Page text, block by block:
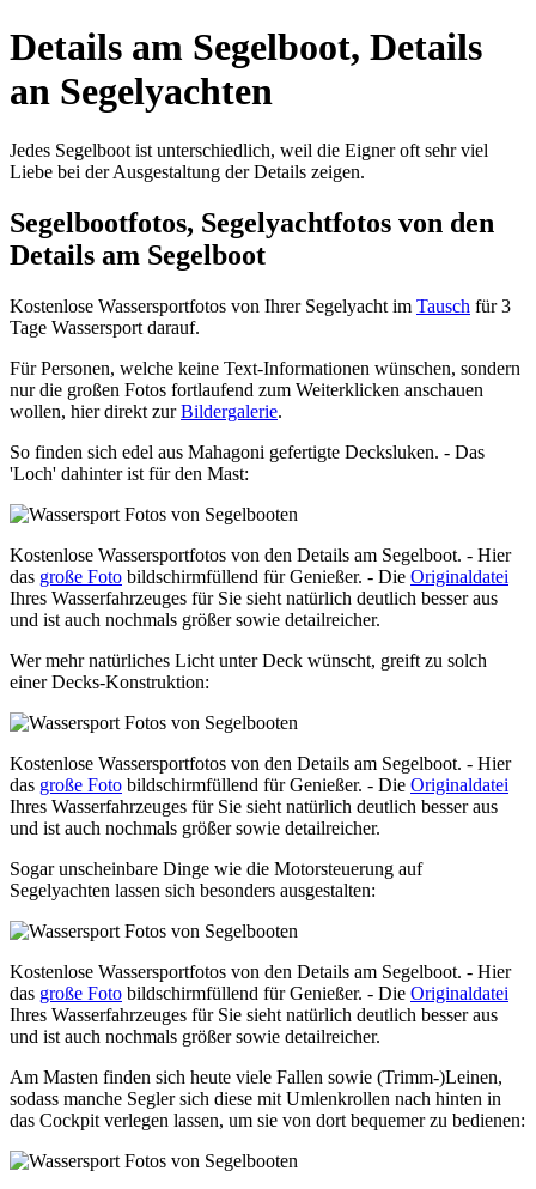
Details am Segelboot, Details
an Segelyachten
Jedes Segelboot ist unterschiedlich, weil die Eigner oft sehr viel
Liebe bei der Ausgestaltung der Details zeigen.
Segelbootfotos, Segelyachtfotos von den
Details am Segelboot
Kostenlose Wassersportfotos von Ihrer Segelyacht im Tausch für 3
Tage Wassersport darauf.
Für Personen, welche keine Text-Informationen wünschen, sondern
nur die großen Fotos fortlaufend zum Weiterklicken anschauen
wollen, hier direkt zurBildergalerie.
So finden sich edel aus Mahagoni gefertigte Decksluken. - Das
'Loch' dahinter ist für den Mast:
Kostenlose Wassersportfotos von den Details am Segelboot. - Hier
das große Foto bildschirmfüllend für Genießer. - Die Originaldatei
Ihres Wasserfahrzeuges für Sie sieht natürlich deutlich besser aus
und ist auch nochmals größer sowie detailreicher.
Wer mehr natürliches Licht unter Deck wünscht, greift zu solch
einer Decks-Konstruktion:
Kostenlose Wassersportfotos von den Details am Segelboot. - Hier
das große Foto bildschirmfüllend für Genießer. - Die Originaldatei
Ihres Wasserfahrzeuges für Sie sieht natürlich deutlich besser aus
und ist auch nochmals größer sowie detailreicher.
Sogar unscheinbare Dinge wie die Motorsteuerung auf
Segelyachten lassen sich besonders ausgestalten:
Kostenlose Wassersportfotos von den Details am Segelboot. - Hier
das große Foto bildschirmfüllend für Genießer. - Die Originaldatei
Ihres Wasserfahrzeuges für Sie sieht natürlich deutlich besser aus
und ist auch nochmals größer sowie detailreicher.
Am Masten finden sich heute viele Fallen sowie (Trimm-)Leinen,
sodass manche Segler sich diese mit Umlenkrollen nach hinten in
das Cockpit verlegen lassen, um sie von dort bequemer zu bedienen: